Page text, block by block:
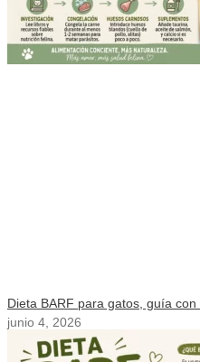
Dieta BARF para gatos, guía
junio 4, 2026